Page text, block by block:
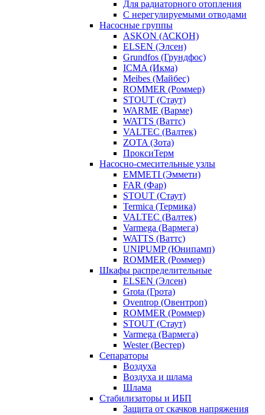
Для радиаторного отопления
С нерегулируемыми отводами
Насосные группы
ASKON (АСКОН)
ELSEN (Элсен)
Grundfos (Грундфос)
ICMA (Икма)
Meibes (Майбес)
ROMMER (Роммер)
STOUT (Стаут)
WARME (Варме)
WATTS (Ваттс)
VALTEC (Валтек)
ZOTA (Зота)
ПроксиТерм
Насосно-смесительные узлы
EMMETI (Эммети)
FAR (Фар)
STOUT (Стаут)
Termica (Термика)
VALTEC (Валтек)
Varmega (Вармега)
WATTS (Ваттс)
UNIPUMP (Юнипамп)
ROMMER (Роммер)
Шкафы распределительные
ELSEN (Элсен)
Grota (Грота)
Oventrop (Овентроп)
ROMMER (Роммер)
STOUT (Стаут)
Varmega (Вармега)
Wester (Вестер)
Сепараторы
Воздуха
Воздуха и шлама
Шлама
Стабилизаторы и ИБП
Защита от скачков напряжения